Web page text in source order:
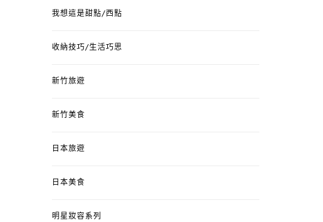
我想這是甜點/西點
收納技巧/生活巧思
新竹旅遊
新竹美食
日本旅遊
日本美食
明星妝容系列